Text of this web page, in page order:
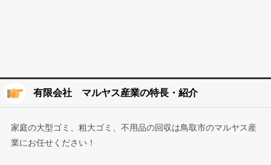
有限会社 マルヤス産業の特長・紹介
家庭の大型ゴミ、粗大ゴミ、不用品の回収は鳥取市のマルヤス産
業にお任せください！